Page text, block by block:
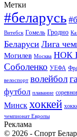
Метки
#беларусь
Витебск Гомель Гродно
Беларуси Лига
Могилев Москва НОК
Соболенко УЕФА
велоспорт волейбол
футбол плавание
Минск хоккей
чемпионат Европы
Реклама
© 2026 - Спорт